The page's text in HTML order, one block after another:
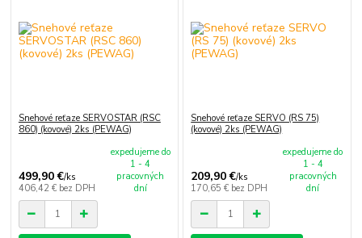
Snehové reťaze SERVOSTAR (RSC
860) (kovové) 2ks (PEWAG)
499,90 €/ks
406,42 € bez DPH
expedujeme do
1 - 4
pracovných
dní
Snehové reťaze SERVO (RS 75)
(kovové) 2ks (PEWAG)
209,90 €/ks
170,65 € bez DPH
expedujeme do
1 - 4
pracovných
dní